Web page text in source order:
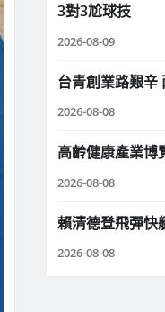
3對3尬球技
2026-08-09
台青創業路艱辛
2026-08-08
高齡健康產業博
2026-08-08
賴清德登飛彈快
2026-08-08